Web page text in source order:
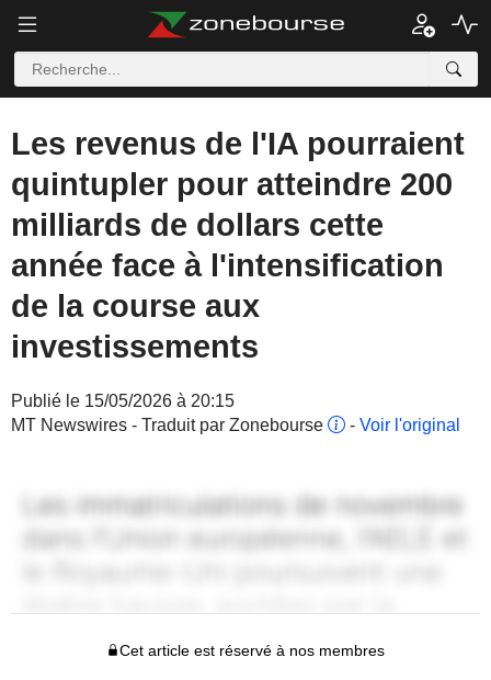
Les revenus de l'IA pourraient
quintupler pour atteindre 200
milliards de dollars cette
année face à l'intensification
de la course aux
investissements
Publié le 15/05/2026 à 20:15
MT Newswires - Traduit par Zonebourse
- Voir l'original
Cet article est réservé à nos membres